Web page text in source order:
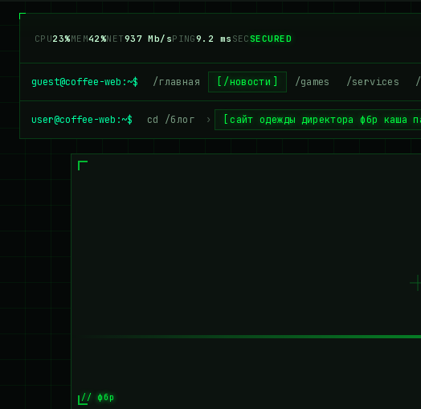
CPU19%MEM40%NET918 Mb/sPING9.2 ms SECSECURED
guest@coffee-web:~$ /главная /новости /games /services
user@coffee-web:~$ cd /блог › сайт одежды директора фбр каша
// фбр